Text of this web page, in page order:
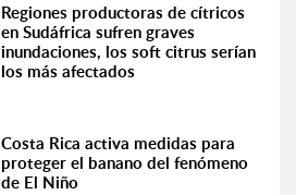
Regiones productoras de cítricos
en Sudáfrica sufren graves
inundaciones, los soft citrus serían
los más afectados
Costa Rica activa medidas para
proteger el banano del fenómeno
de El Niño